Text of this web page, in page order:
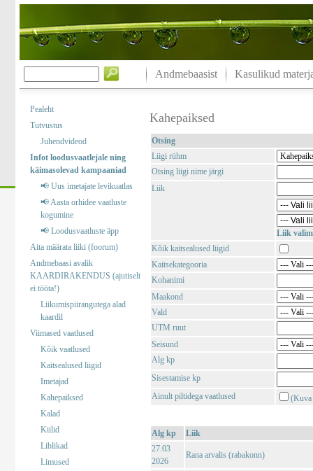
Andmebaasist Kasulikud
Pealeht
Tutvustus
Juhendvideod
Infot loodusvaatlejale ning
käimasolevad kampaaniad
📢 Uus imetajate levikuatlas
📢 Aasta orhidee vaatluste
kogumine
📢 Loodusvaatluste äpp
Aita määrata liiki (foorum)
Andmebaasi avalik
KAARDIRAKENDUS (ajutiselt
ei tööta!)
Liikumispiirangutega alad
kaardil
Viimased vaatlused
Kõik vaatlused
Kaitsealused liigid
Imetajad
Kahepaiksed
Kalad
Kiilid
Liblikad
Limused
Kahepaiksed
Otsing
Liigi rühm
Otsing liigi nime järgi
Liik
Liik
Kõik kaitsealused liigid
Kaitsekategooria
Kohanimi
Maakond
Vald
UTM ruut
Seisund
Alg kp
Sisestamise kp
Ainult piltidega vaatlused
(Kuva
Alg kp
Liik
27.03
2026
Rana arvalis (rabakonn)